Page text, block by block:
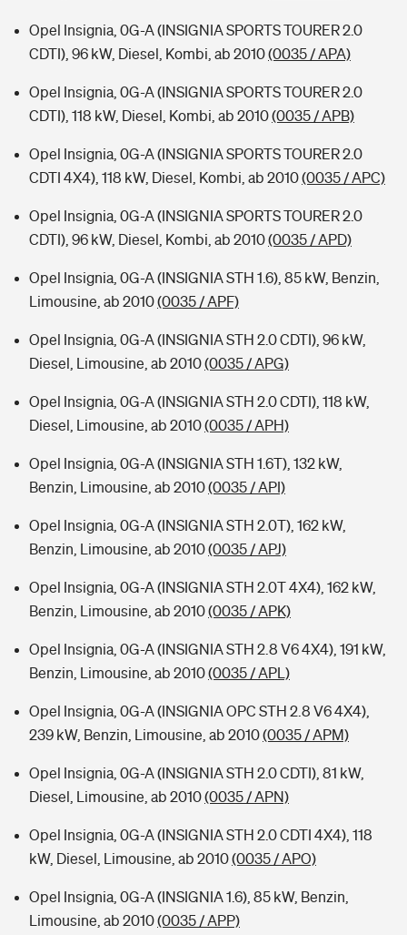
Opel Insignia, 0G-A (INSIGNIA SPORTS TOURER 2.0
CDTI), 96 kW, Diesel, Kombi, ab 2010(0035 / APA)
Opel Insignia, 0G-A (INSIGNIA SPORTS TOURER 2.0
CDTI), 118 kW, Diesel, Kombi, ab 2010(0035 / APB)
Opel Insignia, 0G-A (INSIGNIA SPORTS TOURER 2.0
CDTI 4X4), 118 kW, Diesel, Kombi, ab 2010(0035 / APC)
Opel Insignia, 0G-A (INSIGNIA SPORTS TOURER 2.0
CDTI), 96 kW, Diesel, Kombi, ab 2010(0035 / APD)
Opel Insignia, 0G-A (INSIGNIA STH 1.6), 85 kW, Benzin,
Limousine, ab 2010(0035 / APF)
Opel Insignia, 0G-A (INSIGNIA STH 2.0 CDTI), 96 kW,
Diesel, Limousine, ab 2010(0035 / APG)
Opel Insignia, 0G-A (INSIGNIA STH 2.0 CDTI), 118 kW,
Diesel, Limousine, ab 2010(0035 / APH)
Opel Insignia, 0G-A (INSIGNIA STH 1.6T), 132 kW,
Benzin, Limousine, ab 2010(0035 / API)
Opel Insignia, 0G-A (INSIGNIA STH 2.0T), 162 kW,
Benzin, Limousine, ab 2010(0035 / APJ)
Opel Insignia, 0G-A (INSIGNIA STH 2.0T 4X4), 162 kW,
Benzin, Limousine, ab 2010(0035 / APK)
Opel Insignia, 0G-A (INSIGNIA STH 2.8 V6 4X4), 191 kW,
Benzin, Limousine, ab 2010(0035 / APL)
Opel Insignia, 0G-A (INSIGNIA OPC STH 2.8 V6 4X4),
239 kW, Benzin, Limousine, ab 2010(0035 / APM)
Opel Insignia, 0G-A (INSIGNIA STH 2.0 CDTI), 81 kW,
Diesel, Limousine, ab 2010(0035 / APN)
Opel Insignia, 0G-A (INSIGNIA STH 2.0 CDTI 4X4), 118
kW, Diesel, Limousine, ab 2010(0035 / APO)
Opel Insignia, 0G-A (INSIGNIA 1.6), 85 kW, Benzin,
Limousine, ab 2010(0035 / APP)